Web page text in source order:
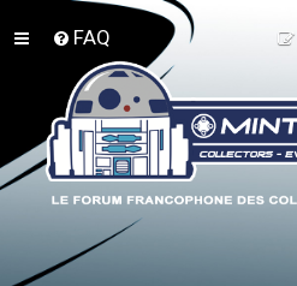
FAQ